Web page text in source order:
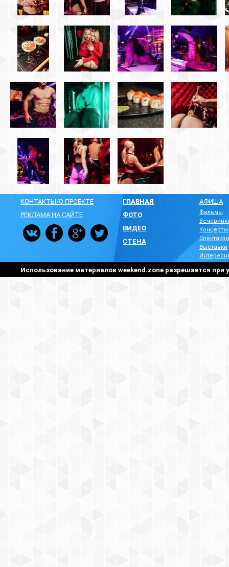
КОНТАКТЫ/О ПРОЕКТЕ
РЕКЛАМА НА САЙТЕ
ГЛАВНАЯ
ФОТО
ВИДЕО
СТЕНА
АФИША
Фильмы
Концерты
Спектакли
Выставки
Использование материалов weekend.zone разрешается